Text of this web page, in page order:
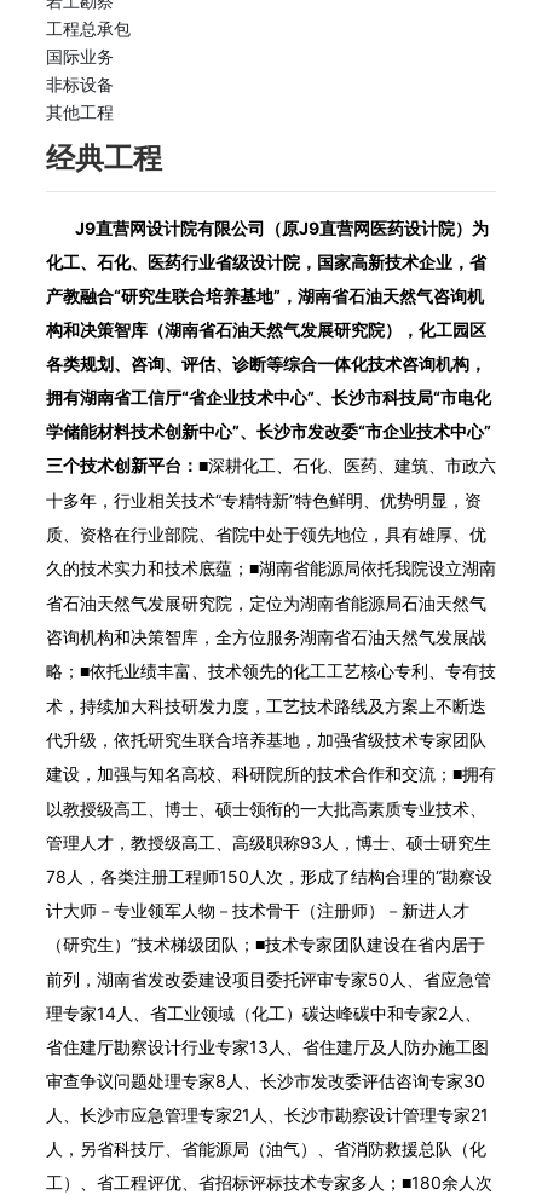
工程总承包
国际业务
非标设备
其他工程
经典工程
J9直营网设计院有限公司（原J9直营网医药设计院）为
化工、石化、医药行业省级设计院，国家高新技术企业，省
产教融合“研究生联合培养基地”，湖南省石油天然气咨询机
构和决策智库（湖南省石油天然气发展研究院），化工园区
各类规划、咨询、评估、诊断等综合一体化技术咨询机构，
拥有湖南省工信厅“省企业技术中心”、长沙市科技局“市电化
学储能材料技术创新中心”、长沙市发改委“市企业技术中心”
三个技术创新平台： ■深耕化工、石化、医药、建筑、市政六
十多年，行业相关技术“专精特新”特色鲜明、优势明显，资
质、资格在行业部院、省院中处于领先地位，具有雄厚、优
久的技术实力和技术底蕴； ■湖南省能源局依托我院设立湖南
省石油天然气发展研究院，定位为湖南省能源局石油天然气
咨询机构和决策智库，全方位服务湖南省石油天然气发展战
略； ■依托业绩丰富、技术领先的化工工艺核心专利、专有技
术，持续加大科技研发力度，工艺技术路线及方案上不断迭
代升级，依托研究生联合培养基地，加强省级技术专家团队
建设，加强与知名高校、科研院所的技术合作和交流； ■拥有
以教授级高工、博士、硕士领衔的一大批高素质专业技术、
管理人才，教授级高工、高级职称93人，博士、硕士研究生
78人，各类注册工程师150人次，形成了结构合理的“勘察设
计大师－专业领军人物－技术骨干（注册师）－新进人才
（研究生）”技术梯级团队； ■技术专家团队建设在省内居于
前列，湖南省发改委建设项目委托评审专家50人、省应急管
理专家14人、省工业领域（化工）碳达峰碳中和专家2人、
省住建厅勘察设计行业专家13人、省住建厅及人防办施工图
审查争议问题处理专家8人、长沙市发改委评估咨询专家30
人、长沙市应急管理专家21人、长沙市勘察设计管理专家21
人，另省科技厅、省能源局（油气）、省消防救援总队（化
工）、省工程评优、省招标评标技术专家多人； ■180余人次